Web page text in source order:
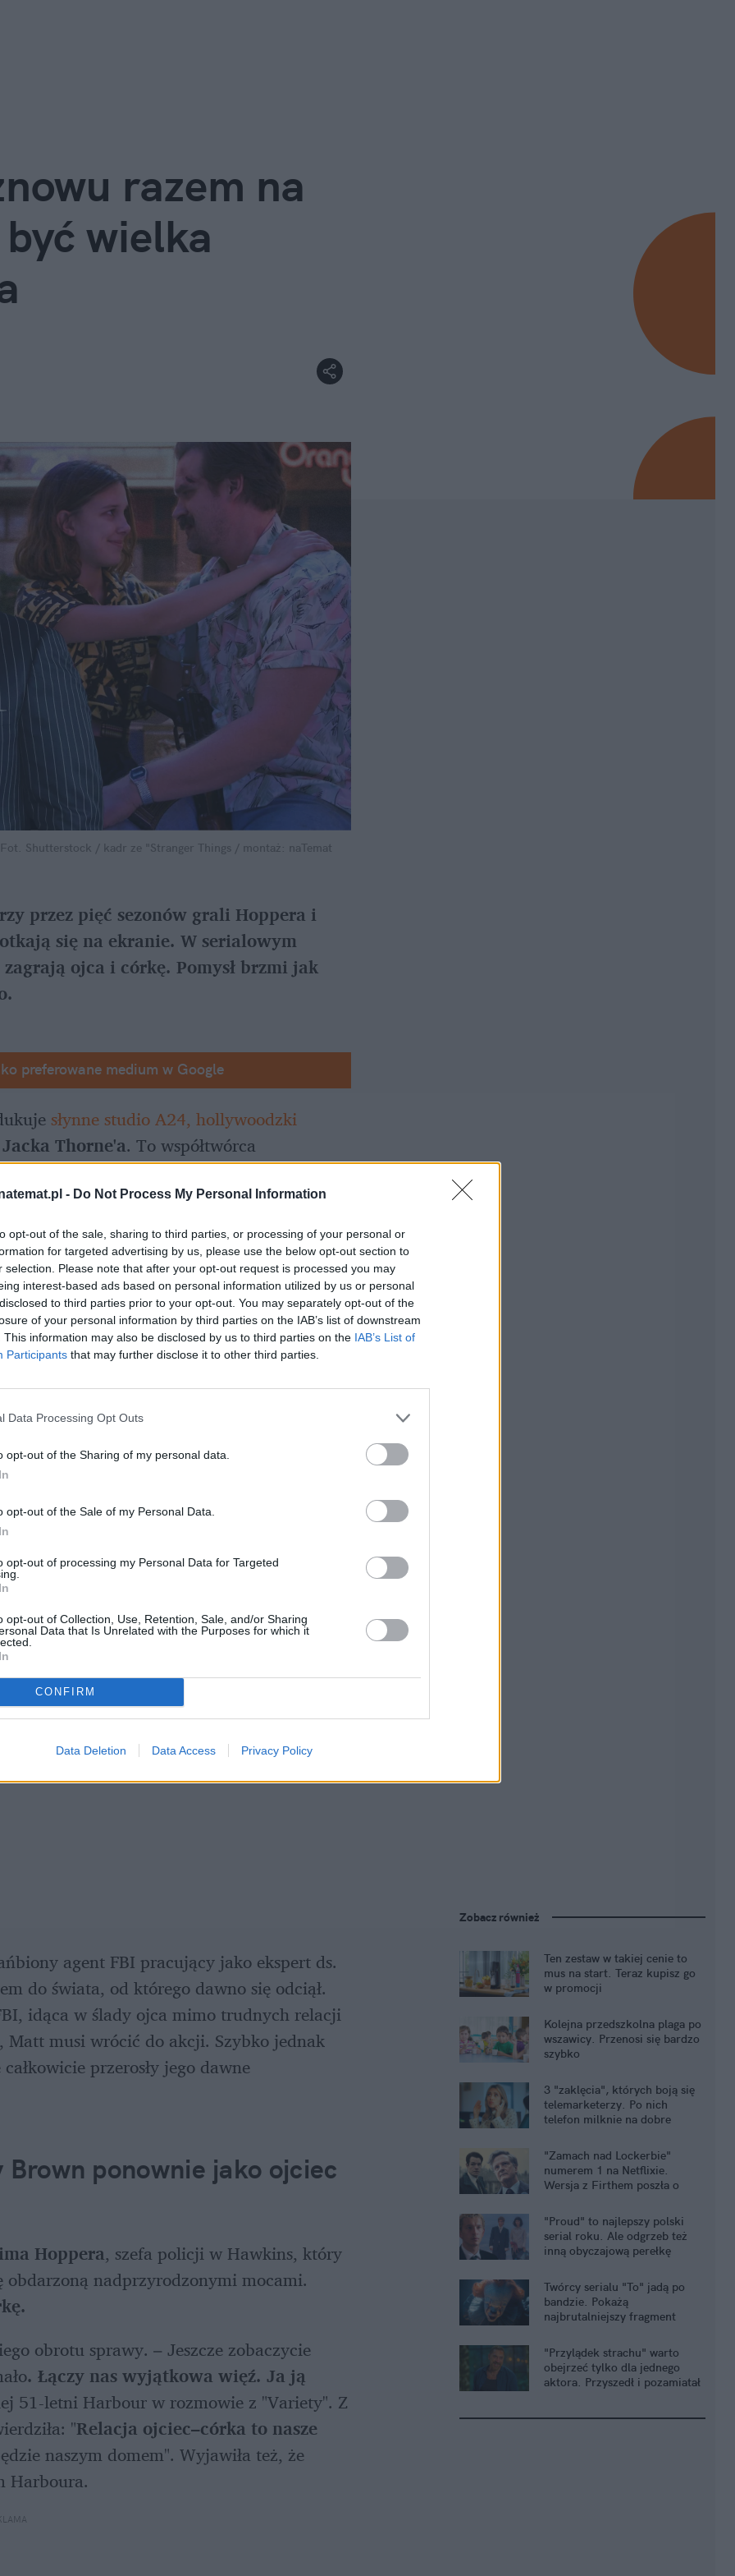
- Do Not Process My Personal Information
opt-out of the sale, sharing to third parties, or processing of your personal or
for targeted advertising by us, please use the below opt-out section to
selection. Please note that after your opt-out request is processed you may
interest-based ads based on personal information utilized by us or personal
to third parties prior to your opt-out. You may separately opt-out of the
of your personal information by third parties on the IAB’s list of downstream
This information may also be disclosed by us to third parties on the IAB’s List of
Participants that may further disclose it to other third parties.
Data Processing Opt Outs
opt-out of the Sharing of my personal data.
opt-out of the Sale of my Personal Data.
opt-out of processing my Personal Data for Targeted
opt-out of Collection, Use, Retention, Sale, and/or Sharing
Data that Is Unrelated with the Purposes for which it
CONFIRM
Data Deletion Data Access Privacy Policy
razem na
wielka
Fot. Shutterstock / kadr ze "Stranger Things / montaż: naTemat
przez pięć sezonów grali Hoppera i
się na ekranie. W serialowym
ojca i córkę. Pomysł brzmi jak
preferowane medium w Google
słynne studio A24, hollywoodzki
Jacka Thorne'a
much", a także scenarzysta filmów z serii
Bobby Brown. David Harbour i
Things",
nie tylko wcielą się w głównych
serialu.
agent FBI pracujący jako ekspert ds.
do świata, od którego dawno się odciął.
idąca w ślady ojca mimo trudnych relacji
musi wrócić do akcji. Szybko jednak
przerosły jego dawne
ponownie jako ojciec
Hoppera, szefa policji w Hawkins, który
obrotu sprawy. – Jeszcze zobaczycie
. Łączy nas wyjątkowa więź. Ja ją
51-letni Harbour w rozmowie z "Variety". Z
"Relacja ojciec–córka to nasze
naszym domem". Wyjawiła też, że
Harboura.
Zobacz również
Ten zestaw w takiej cenie to
mus na start. Teraz kupisz go
w promocji
Kolejna przedszkolna plaga po
wszawicy. Przenosi się bardzo
szybko
3 "zaklęcia", których boją się
telemarketerzy. Po nich
telefon milknie na dobre
"Zamach nad Lockerbie"
numerem 1 na Netflixie.
Wersja z Firthem poszła o
"Proud" to najlepszy polski
serial roku. Ale odgrzeb też
inną obyczajową perełkę
Twórcy serialu "To" jadą po
bandzie. Pokażą
najbrutalniejszy fragment
"Przylądek strachu" warto
obejrzeć tylko dla jednego
aktora. Przyszedł i pozamiatał